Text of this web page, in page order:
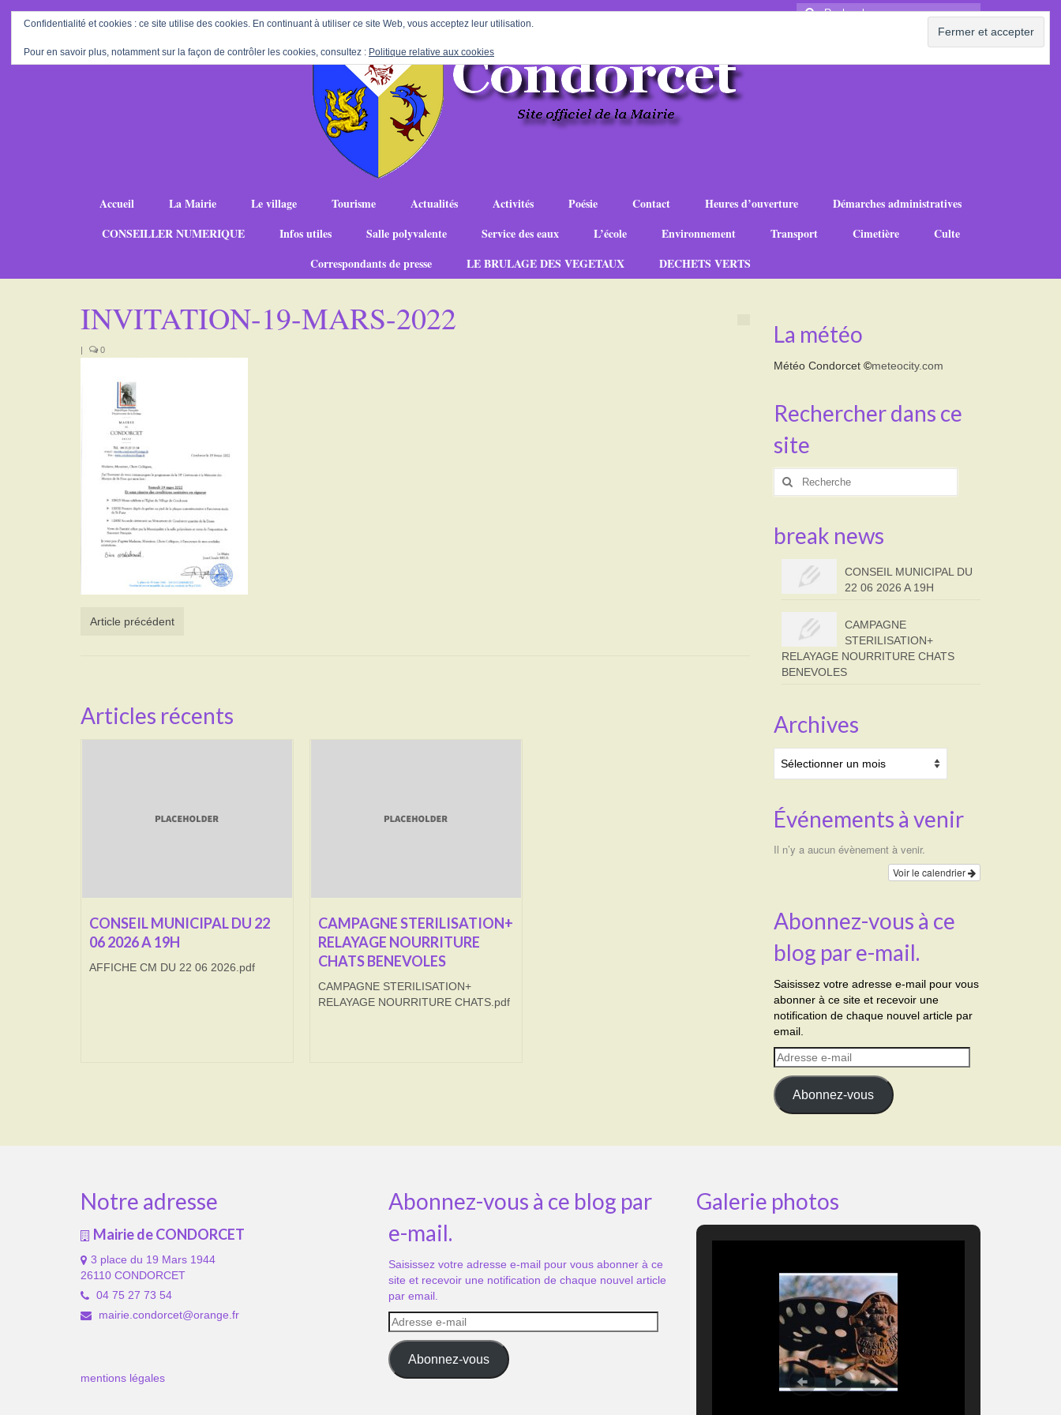
Rechercher
Accueil La Mairie Le village Tourisme Actualités Activités Poésie Contact Heures d’ouverture
Démarches administratives
CONSEILLER NUMERIQUE
Infos utiles Salle polyvalente Service des eaux L’école Environnement Transport Cimetière
Culte
Correspondants de presse
LE BRULAGE DES VEGETAUX DECHETS VERTS
INVITATION-19-MARS-2022
| 0
Article précédent
Articles récents
CONSEIL MUNICIPAL DU 22
06 2026 A 19H
AFFICHE CM DU 22 06 2026.pdf
CAMPAGNE STERILISATION+
RELAYAGE NOURRITURE
CHATS BENEVOLES
CAMPAGNE STERILISATION+
RELAYAGE NOURRITURE CHATS.pdf
La météo
Météo Condorcet©meteocity.com
Rechercher dans ce
site
Rechercher
break news
CONSEIL MUNICIPAL DU
22 06 2026 A 19H
CAMPAGNE
STERILISATION+
RELAYAGE NOURRITURE CHATS
BENEVOLES
Archives
Événements à venir
Il n’y a aucun évènement à venir.
Voir le calendrier
Abonnez-vous à ce
blog par e-mail.
Saisissez votre adresse e-mail pour vous
abonner à ce site et recevoir une
notification de chaque nouvel article par
email.
Adresse
e-
mail
Abonnez-vous
Notre adresse
Mairie de CONDORCET
3 place du 19 Mars 1944
26110 CONDORCET
04 75 27 73 54
mairie.condorcet@orange.fr
mentions légales
Abonnez-vous à ce blog par
e-mail.
Saisissez votre adresse e-mail pour vous abonner à ce
site et recevoir une notification de chaque nouvel article
par email.
Adresse
e-
mail
Abonnez-vous
Galerie photos
Confidentialité et cookies : ce site utilise des cookies. En continuant à utiliser ce site Web, vous acceptez leur utilisation.
Pour en savoir plus, notamment sur la façon de contrôler les cookies, consultez : Politique relative aux cookies